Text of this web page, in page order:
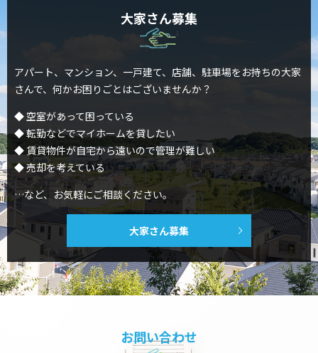
大家さん募集
アパート、マンション、一戸建て、店舗、駐車場をお持ちの大家
さんで、何かお困りごとはございませんか？
◆ 空室があって困っている
◆ 転勤などでマイホームを貸したい
◆ 賃貸物件が自宅から遠いので管理が難しい
◆ 売却を考えている
…など、お気軽にご相談ください。
大家さん募集
お問い合わせ